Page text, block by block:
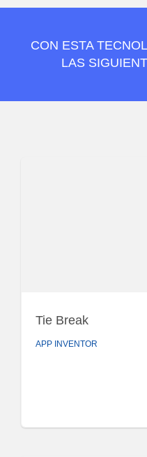
CON ESTA
LAS
Tie Break
APP INVENTOR